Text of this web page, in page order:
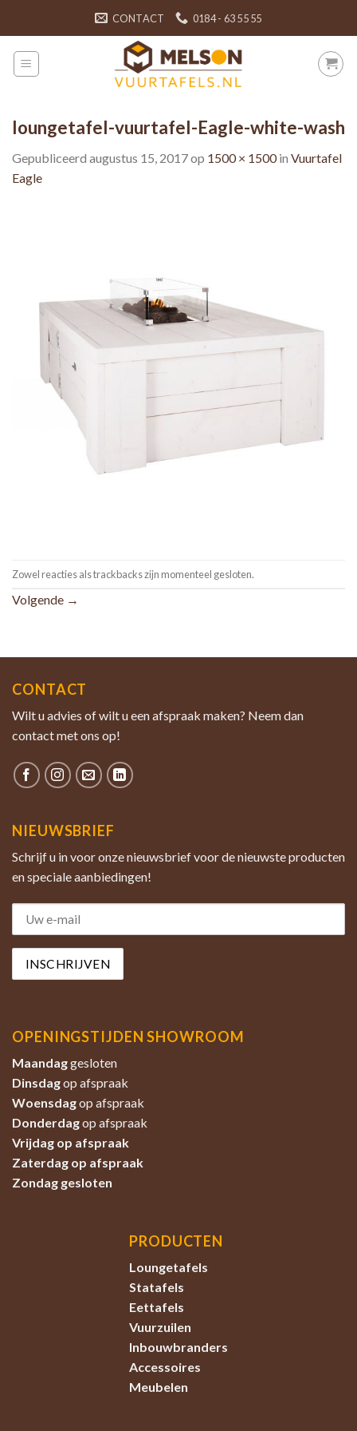
content
CONTACT 0184 - 63 55 55
loungetafel-vuurtafel-Eagle-white-wash
Gepubliceerd augustus 15, 2017op 1500 × 1500in Vuurtafel
Eagle
Zowel reacties als trackbacks zijn momenteel gesloten.
Volgende →
CONTACT
Wilt u advies of wilt u een afspraak maken? Neem dan
contact met ons op!
NIEUWSBRIEF
Schrijf u in voor onze nieuwsbrief voor de nieuwste producten
en speciale aanbiedingen!
OPENINGSTIJDEN SHOWROOM
Maandaggesloten
Dinsdagop afspraak
Woensdagop afspraak
Donderdagop afspraak
Vrijdag op afspraak
Zaterdag op afspraak
Zondag gesloten
PRODUCTEN
Loungetafels
Statafels
Eettafels
Vuurzuilen
Inbouwbranders
Accessoires
Meubelen